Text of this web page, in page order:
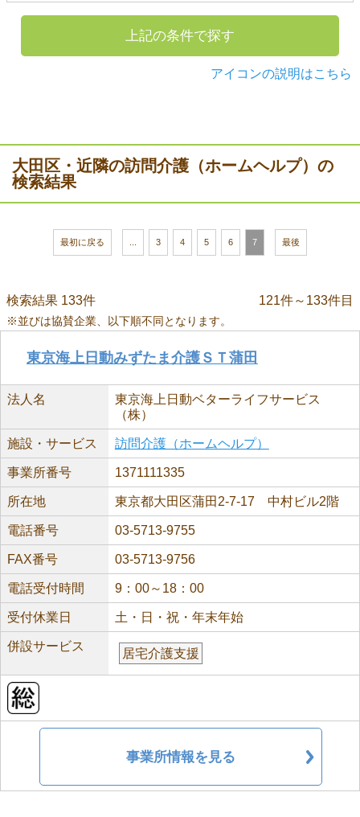
上記の条件で探す
アイコンの説明はこちら
大田区・近隣の訪問介護（ホームヘルプ）の
検索結果
最初に戻る 3 4 5 6 7 最後
検索結果 133件 121件～133件目
※並びは協賛企業、以下順不同となります。
東京海上日動みずたま介護ＳＴ蒲田
法人名
東京海上日動ベターライフサービス
（株）
施設・サービス 訪問介護（ホームヘルプ）
事業所番号 1371111335
所在地 東京都大田区蒲田2-7-17 中村ビル2階
電話番号 03-5713-9755
FAX番号 03-5713-9756
電話受付時間 9：00～18：00
受付休業日 土・日・祝・年末年始
併設サービス
居宅介護支援
事業所情報を見る